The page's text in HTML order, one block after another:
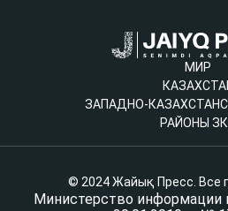
МИР
ЗАПАДНО-
РАЙОНЫ
© 2024 Жайық Пресс. Все
Министерство информации